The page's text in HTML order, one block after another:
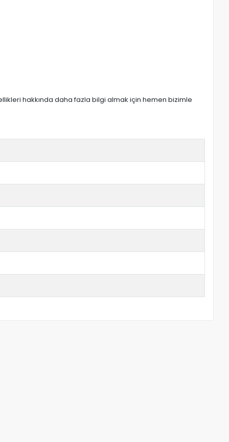
hakkında daha fazla bilgi almak için hemen bizimle